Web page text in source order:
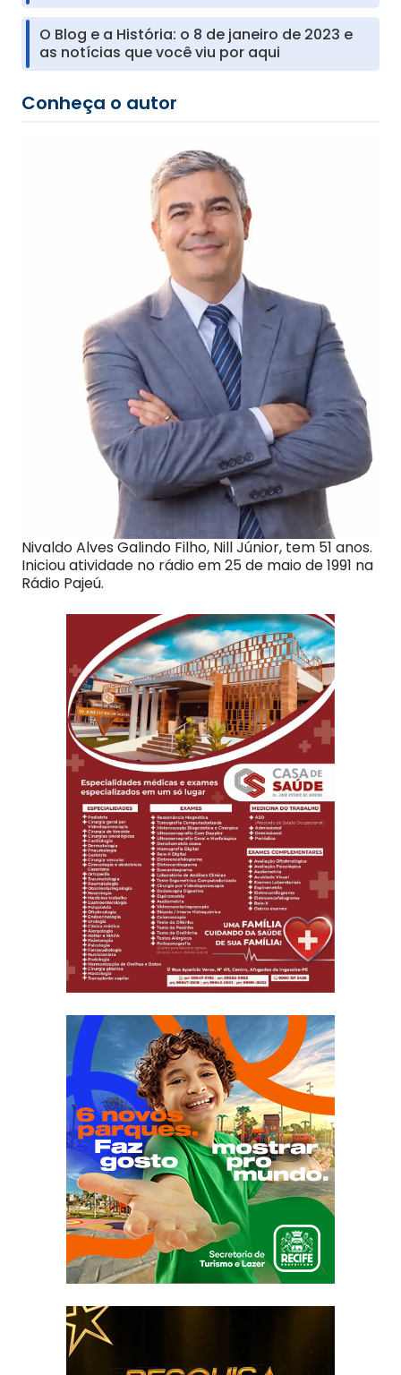
O Blog e a História: o 8 de janeiro de 2023 e
as notícias que você viu por aqui
Conheça o autor
Nivaldo Alves Galindo Filho, Nill Júnior, tem 51 anos.
Iniciou atividade no rádio em 25 de maio de 1991 na
Rádio Pajeú.